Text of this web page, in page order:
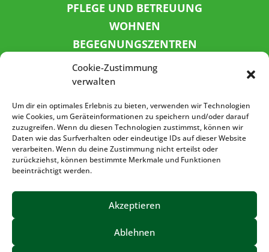
Cookie-Zustimmung
verwalten
Um dir ein optimales Erlebnis zu bieten, verwenden wir Technologien
wie Cookies, um Geräteinformationen zu speichern und/oder darauf
zuzugreifen. Wenn du diesen Technologien zustimmst, können wir
Daten wie das Surfverhalten oder eindeutige IDs auf dieser Website
verarbeiten. Wenn du deine Zustimmung nicht erteilst oder
zurückziehst, können bestimmte Merkmale und Funktionen
beeinträchtigt werden.
Akzeptieren
Ablehnen
PFLEGE UND BETREUUNG
WOHNEN
BEGEGNUNGSZENTREN
KINDER UND JUGEND
KONTAKT
SPENDENKONTO
Sozialbank
IBAN: DE72 3702 0500 0001 5520 00
IMPRESSUM